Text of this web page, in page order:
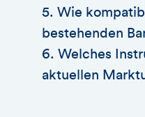
5. Wie
bestehenden
6. Welches
aktuellen